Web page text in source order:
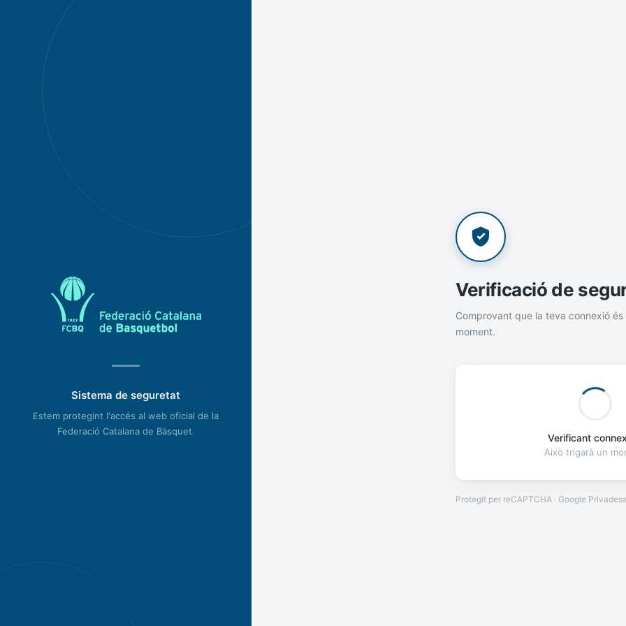
Sistema de seguretat
Estem protegint l'accés al web oficial de la
Federació Catalana de Bàsquet.
Verificació de
Comprovant que la teva connexió és
moment.
Verificant
Això trigarà un
Protegit per reCAPTCHA · Google Privadesa